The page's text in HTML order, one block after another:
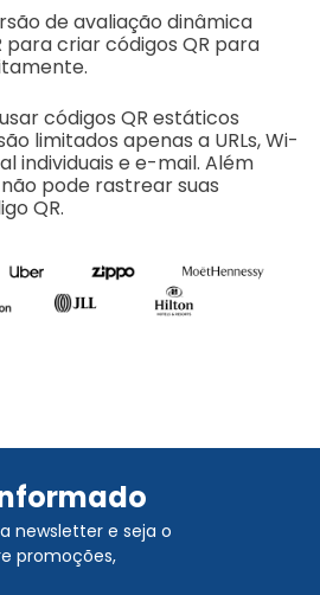
de avaliação dinâmica
para criar códigos QR para
códigos QR estáticos
limitados apenas a URLs, Wi-
individuais e e-mail. Além
pode rastrear suas
QR.
newsletter e seja o
promoções,